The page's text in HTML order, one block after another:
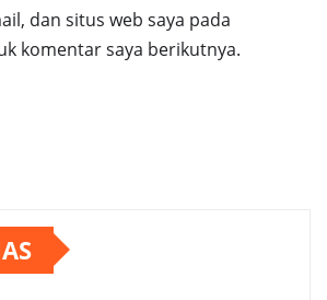
dan situs web saya pada
komentar saya berikutnya.